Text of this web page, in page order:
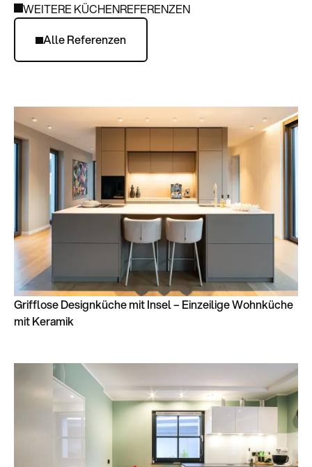
WEITERE KÜCHENREFERENZEN
Alle Referenzen
Grifflose Designküche mit Insel – Einzeilige Wohnküche
mit Keramik